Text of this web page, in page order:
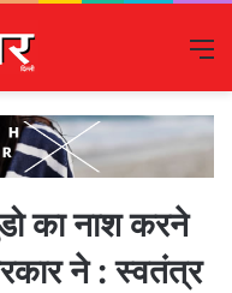
का नाश करने
ने : स्वतंत्र